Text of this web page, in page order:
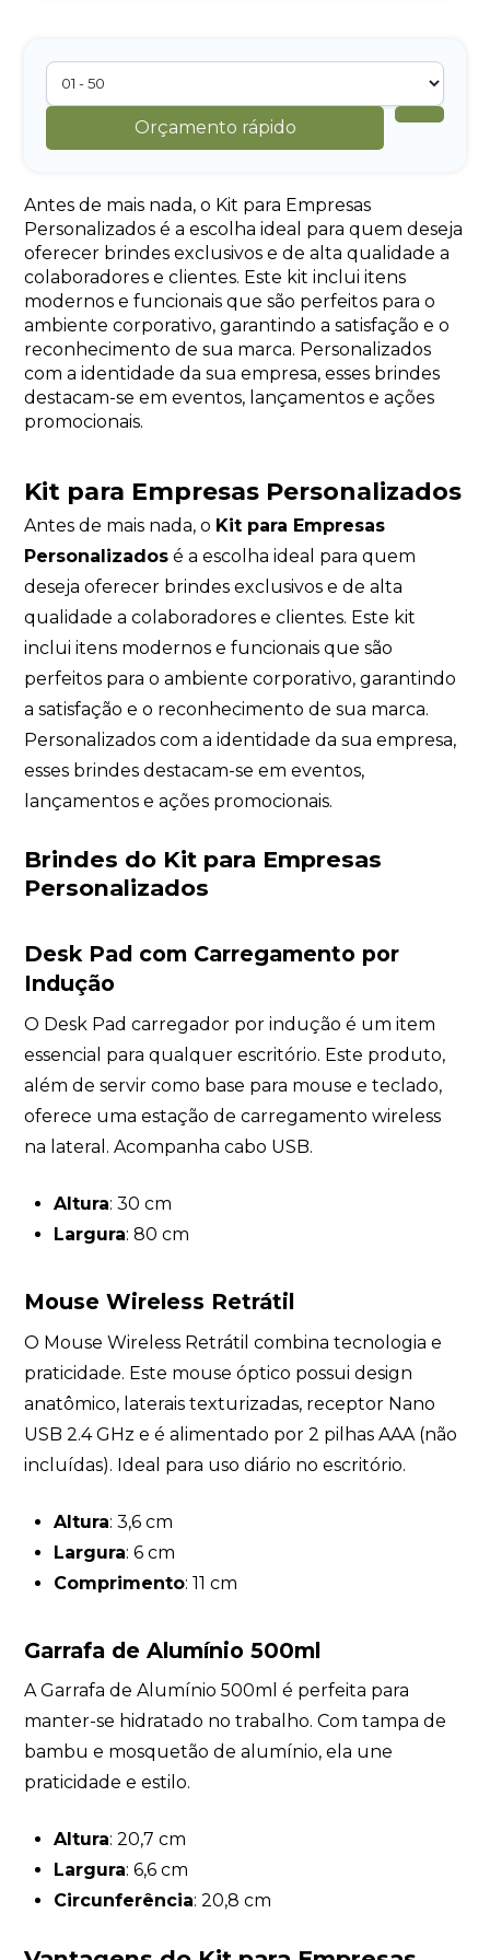
Orçamento rápido
Antes de mais nada, o Kit para Empresas
Personalizados é a escolha ideal para quem deseja
oferecer brindes exclusivos e de alta qualidade a
colaboradores e clientes. Este kit inclui itens
modernos e funcionais que são perfeitos para o
ambiente corporativo, garantindo a satisfação e o
reconhecimento de sua marca. Personalizados
com a identidade da sua empresa, esses brindes
destacam-se em eventos, lançamentos e ações
promocionais.
Kit para Empresas Personalizados
Antes de mais nada, o Kit para Empresas
Personalizados é a escolha ideal para quem
deseja oferecer brindes exclusivos e de alta
qualidade a colaboradores e clientes. Este kit
inclui itens modernos e funcionais que são
perfeitos para o ambiente corporativo, garantindo
a satisfação e o reconhecimento de sua marca.
Personalizados com a identidade da sua empresa,
esses brindes destacam-se em eventos,
lançamentos e ações promocionais.
Brindes do Kit para Empresas
Personalizados
Desk Pad com Carregamento por
Indução
O Desk Pad carregador por indução é um item
essencial para qualquer escritório. Este produto,
além de servir como base para mouse e teclado,
oferece uma estação de carregamento wireless
na lateral. Acompanha cabo USB.
Altura: 30 cm
Largura: 80 cm
Mouse Wireless Retrátil
O Mouse Wireless Retrátil combina tecnologia e
praticidade. Este mouse óptico possui design
anatômico, laterais texturizadas, receptor Nano
USB 2.4 GHz e é alimentado por 2 pilhas AAA (não
incluídas). Ideal para uso diário no escritório.
Altura: 3,6 cm
Largura: 6 cm
Comprimento: 11 cm
Garrafa de Alumínio 500ml
A Garrafa de Alumínio 500ml é perfeita para
manter-se hidratado no trabalho. Com tampa de
bambu e mosquetão de alumínio, ela une
praticidade e estilo.
Altura: 20,7 cm
Largura: 6,6 cm
Circunferência: 20,8 cm